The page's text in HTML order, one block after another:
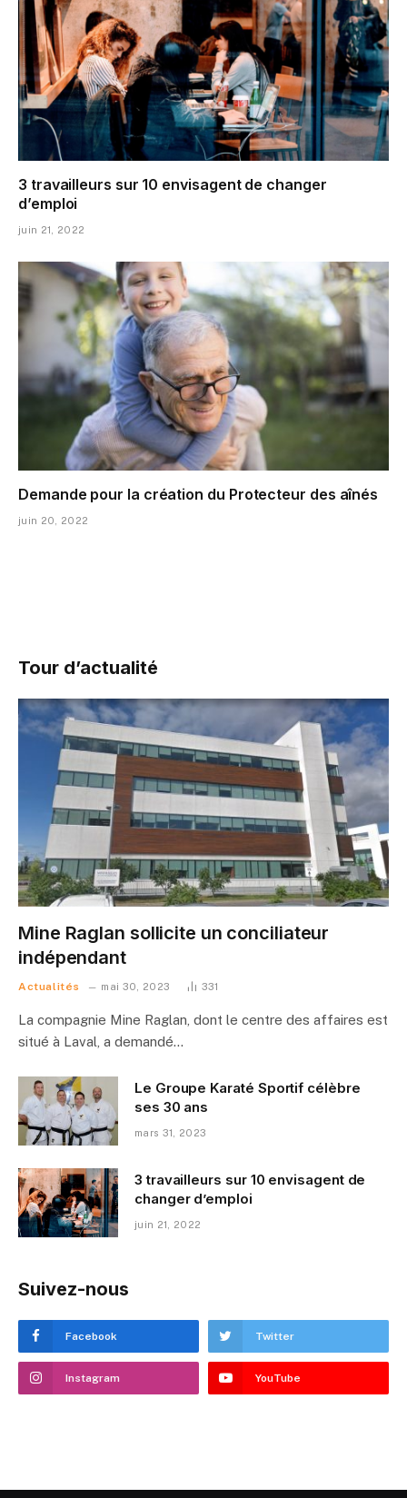
3 travailleurs sur 10 envisagent de changer
d’emploi
juin 21, 2022
Demande pour la création du Protecteur des aînés
juin 20, 2022
Tour d’actualité
Mine Raglan sollicite un conciliateur
indépendant
Actualités mai 30, 2023 331
La compagnie Mine Raglan, dont le centre des affaires est
situé à Laval, a demandé…
Le Groupe Karaté Sportif célèbre
ses 30 ans
mars 31, 2023
3 travailleurs sur 10 envisagent de
changer d’emploi
juin 21, 2022
Suivez-nous
Facebook Twitter
Instagram YouTube